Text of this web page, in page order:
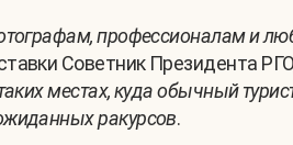
профессионалам и
Советник Президента
местах, куда обычный
ракурсов.